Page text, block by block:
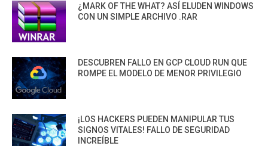
¿MARK OF THE WHAT? ASÍ ELUDEN WINDOWS
CON UN SIMPLE ARCHIVO .RAR
DESCUBREN FALLO EN GCP CLOUD RUN QUE
ROMPE EL MODELO DE MENOR PRIVILEGIO
¡LOS HACKERS PUEDEN MANIPULAR TUS
SIGNOS VITALES! FALLO DE SEGURIDAD
INCREÍBLE